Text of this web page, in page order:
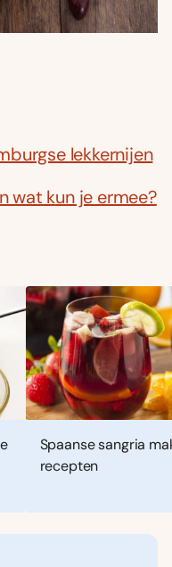
lekkernijen
wat kun je ermee?
Spaanse sangria
recepten